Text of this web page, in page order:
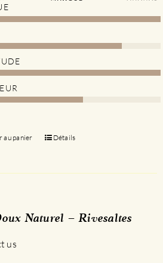
au panier Détails
Naturel – Rivesaltes
us